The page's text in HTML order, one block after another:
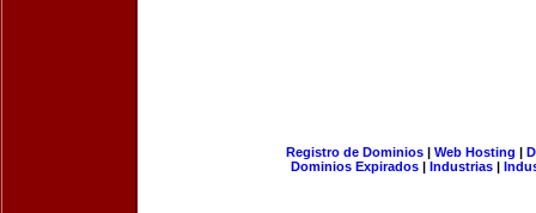
Registro de Dominios| Web Hosting |
Dominios Expirados | Industrias |